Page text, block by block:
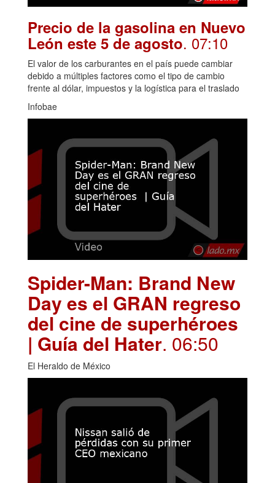
Precio de la gasolina en Nuevo
León este 5 de agosto. 07:10
El valor de los carburantes en el país puede cambiar
debido a múltiples factores como el tipo de cambio
frente al dólar, impuestos y la logística para el traslado
Infobae
Spider-Man: Brand New
Day es el GRAN regreso
del cine de superhéroes
| Guía del Hater. 06:50
El Heraldo de México